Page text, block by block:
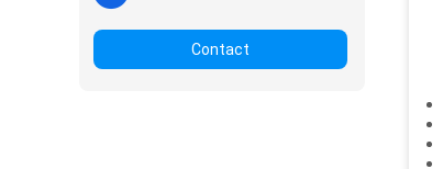
Contact